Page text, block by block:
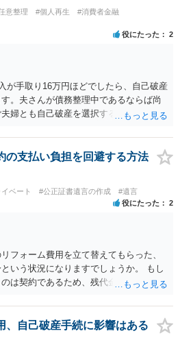
意整理 #個人再生
#消費者金融
役にたった 2
が手取り16万円ほどでしたら、自己破産
。夫さんが債務整理中であるならば尚
婦とも自己破産を選択する方法もある
の支払い負担を回避する方法
ベート #公正証書遺言の作成 #遺言
役にたった 2
フォーム費用を立て替えてもらった、
いう状況になりますでしょうか。 もし
は契約であるため、残代金を捻出して
契約者が単独で全ての債務を負うこと
かなか対応に難しい案件であり、公開の
があるように思われますので、資料等
談されることをお勧めします。
、自己破産手続に影響はある